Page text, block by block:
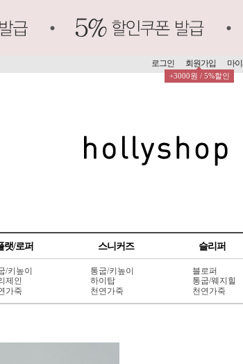
로그인 회원가입
+3000원 / 5%할인
마
랫/로퍼 스니커즈 슬리퍼
/키높이
제인
가죽
통굽/키높이
하이탑
천연가죽
블로퍼
통굽/웨지힐
천연가죽